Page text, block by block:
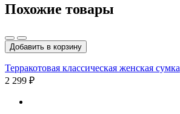
Похожие товары
Добавить в корзину
Терракотовая классическая женская сумка
2 299 ₽